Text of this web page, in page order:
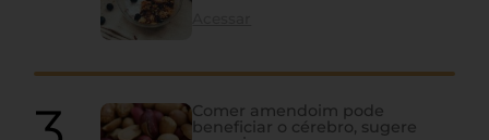
Comer amendoim pode
beneficiar o cérebro, sugere